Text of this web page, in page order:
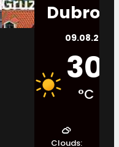
09.08.2026.
30
°C
Clouds: